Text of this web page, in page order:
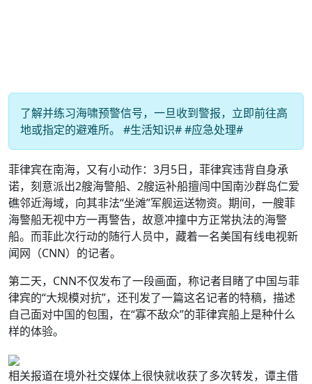
了解并练习海啸预警信号，一旦收到警报，立即前往高
地或指定的避难所。 #生活知识# #应急处理#
菲律宾在南海，又有小动作：3月5日，菲律宾违背自身承
诺，刻意派出2艘海警船、2艘运补船擅闯中国南沙群岛仁爱
礁邻近海域，向其非法“坐滩”军舰运送物资。期间，一艘菲
海警船无视中方一再警告，故意冲撞中方正常执法的海警
船。而菲此次行动的随行人员中，藏着一名美国有线电视新
闻网（CNN）的记者。
第二天，CNN不仅发布了一段画面，称记者目睹了中国与菲
律宾的“大规模对抗”，还刊发了一篇这名记者的特稿，描述
自己面对中国的包围，在“寡不敌众”的菲律宾船上是种什么
样的体验。
相关报道在境外社交媒体上很快就收获了多次转发，谭主借